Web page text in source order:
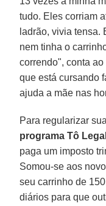
tudo. Eles corriam
ladrão, vivia tensa.
nem tinha o
correndo", conta
que está cursando
ajuda a mãe nas
Para regularizar
programa Tô Legal
paga um imposto
Somou-se aos
seu carrinho de
diários para que